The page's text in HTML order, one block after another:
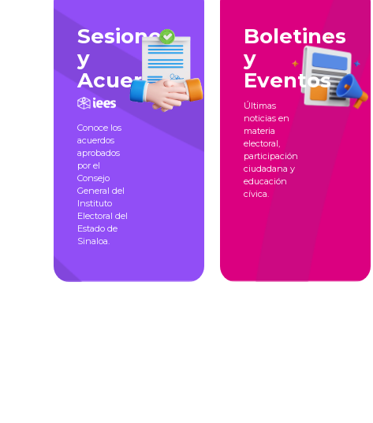
Sesiones
y
Acuerdos
Conoce los
acuerdos
aprobados
por el
Consejo
General del
Instituto
Electoral del
Estado de
Sinaloa.
Boletines
y
Eventos
Últimas
noticias en
materia
electoral,
participación
ciudadana y
educación
cívica.